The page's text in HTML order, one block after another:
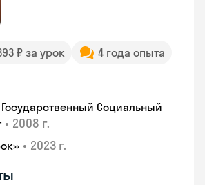
₽ за урок
4 года опыта
Социальный
• 2008 г.
• 2023 г.